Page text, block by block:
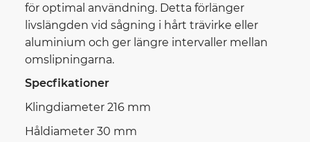
för optimal användning. Detta förlänger
livslängden vid sågning i hårt trävirke eller
aluminium och ger längre intervaller mellan
omslipningarna.
Specfikationer
Klingdiameter 216 mm
Håldiameter 30 mm